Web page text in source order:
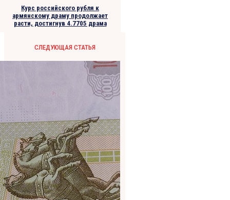
Курс российского рубля к
армянскому драму продолжает
расти, достигнув 4.7705 драма
СЛЕДУЮЩАЯ СТАТЬЯ